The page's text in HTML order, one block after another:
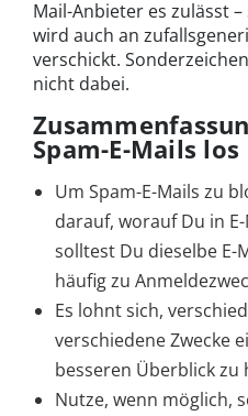
Mail-Anbieter es zulässt
wird auch an
verschickt.
nicht dabei.
Spam-E-Mails los
Um Spam-E-Mails zu
darauf, worauf Du in
solltest Du dieselbe E-
häufig zu
Es lohnt sich,
verschiedene Zwecke
besseren Überblick zu
Nutze, wenn möglich,